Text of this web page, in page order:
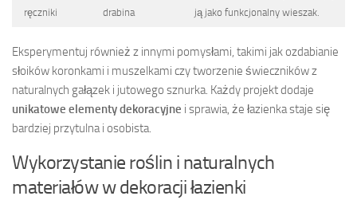
ręczniki
drabina
ją jako funkcjonalny wieszak.
Eksperymentuj również z innymi pomysłami, takimi jak ozdabianie
słoików koronkami i muszelkami czy tworzenie świeczników z
naturalnych gałązek i jutowego sznurka. Każdy projekt dodaje
unikatowe elementy dekoracyjne i sprawia, że łazienka staje się
bardziej przytulna i osobista.
Wykorzystanie roślin i naturalnych
materiałów w dekoracji łazienki